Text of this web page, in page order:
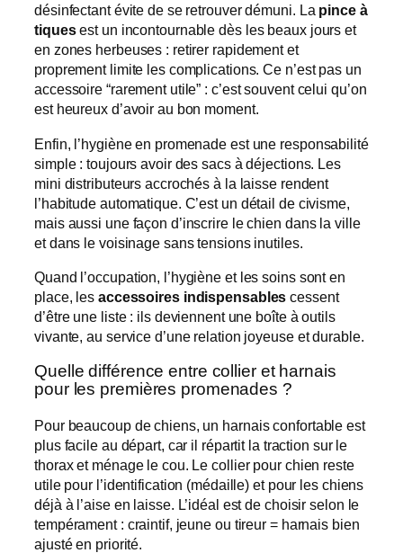
désinfectant évite de se retrouver démuni. La pince à
tiquesest un incontournable dès les beaux jours et
en zones herbeuses : retirer rapidement et
proprement limite les complications. Ce n’est pas un
accessoire “rarement utile” : c’est souvent celui qu’on
est heureux d’avoir au bon moment.
Enfin, l’hygiène en promenade est une responsabilité
simple : toujours avoir des sacs à déjections. Les
mini distributeurs accrochés à la laisse rendent
l’habitude automatique. C’est un détail de civisme,
mais aussi une façon d’inscrire le chien dans la ville
et dans le voisinage sans tensions inutiles.
Quand l’occupation, l’hygiène et les soins sont en
place, les accessoires indispensables cessent
d’être une liste : ils deviennent une boîte à outils
vivante, au service d’une relation joyeuse et durable.
Quelle différence entre collier et harnais
pour les premières promenades ?
Pour beaucoup de chiens, un harnais confortable est
plus facile au départ, car il répartit la traction sur le
thorax et ménage le cou. Le collier pour chien reste
utile pour l’identification (médaille) et pour les chiens
déjà à l’aise en laisse. L’idéal est de choisir selon le
tempérament : craintif, jeune ou tireur = harnais bien
ajusté en priorité.